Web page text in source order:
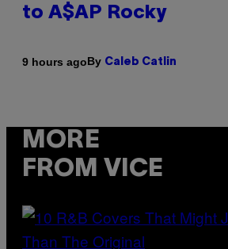
to A$AP Rocky
9 hours agoBy Caleb Catlin
MORE
FROM VICE